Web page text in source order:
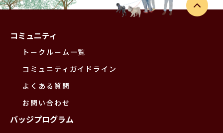
コミュニティ
トークルーム一覧
コミュニティガイドライン
よくある質問
お問い合わせ
バッジプログラム